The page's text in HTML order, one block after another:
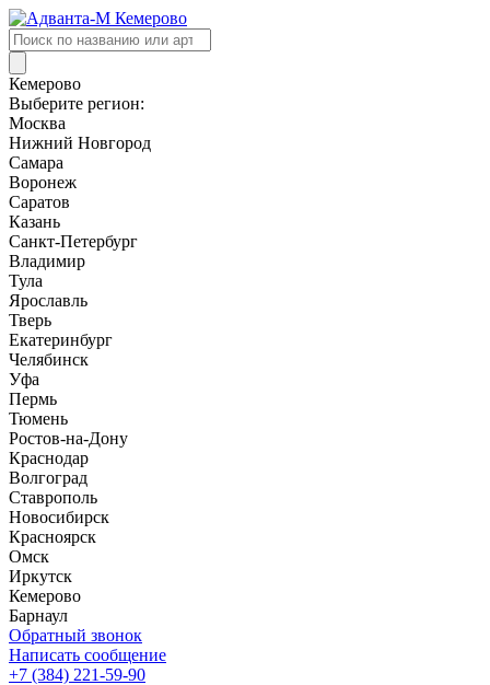
Поиск
товаров
Кемерово
Выберите регион:
Москва
Нижний Новгород
Самара
Воронеж
Саратов
Казань
Санкт-Петербург
Владимир
Тула
Ярославль
Тверь
Екатеринбург
Челябинск
Уфа
Пермь
Тюмень
Ростов-на-Дону
Краснодар
Волгоград
Ставрополь
Новосибирск
Красноярск
Омск
Иркутск
Кемерово
Барнаул
Обратный звонок
Написать сообщение
+7 (384) 221-59-90